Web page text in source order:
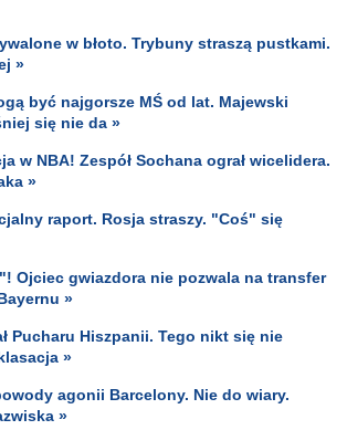
w błoto. Trybuny straszą pustkami.
»
być najgorsze MŚ od lat. Majewski
się nie da »
w NBA! Zespół Sochana ograł wicelidera.
»
raport. Rosja straszy. "Coś" się
Ojciec gwiazdora nie pozwala na transfer
»
Pucharu Hiszpanii. Tego nikt się nie
»
agonii Barcelony. Nie do wiary.
»